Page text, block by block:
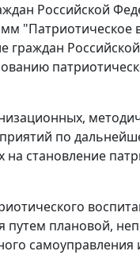
Российской
"Патриотическое
по
становление
путем плановой,